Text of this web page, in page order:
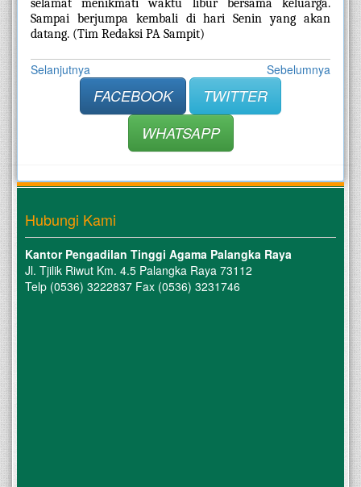
selamat menikmati waktu libur bersama keluarga.
Sampai berjumpa kembali di hari Senin yang akan
datang. (Tim Redaksi PA Sampit)
Selanjutnya Sebelumnya
FACEBOOK
TWITTER
WHATSAPP
Hubungi Kami
Kantor Pengadilan Tinggi Agama Palangka Raya
Jl. Tjilik Riwut Km. 4.5 Palangka Raya 73112
Telp (0536) 3222837 Fax (0536) 3231746